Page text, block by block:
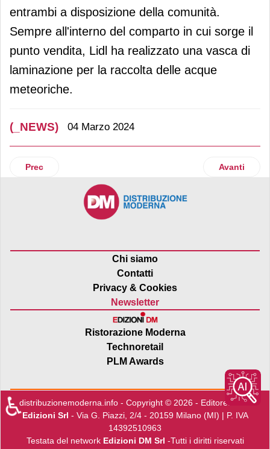
entrambi a disposizione della comunità.
Sempre all'interno del comparto in cui sorge il
punto vendita, Lidl ha realizzato una vasca di
laminazione per la raccolta delle acque
meteoriche.
(_NEWS) 04 Marzo 2024
Articolo precedente: Aldi si rafforza a Torino
Prec Articolo
Avanti
Chi siamo
Contatti
Privacy & Cookies
Newsletter
Ristorazione Moderna
Technoretail
PLM Awards
distribuzionemoderna.info - Copyright © 2026 - Editore:Edra
Edizioni Srl - Via G. Piazzi, 2/4 - 20159 Milano (MI) | P. IVA
14392510963
Testata del network Edizioni DM Srl -Tutti i diritti riservati